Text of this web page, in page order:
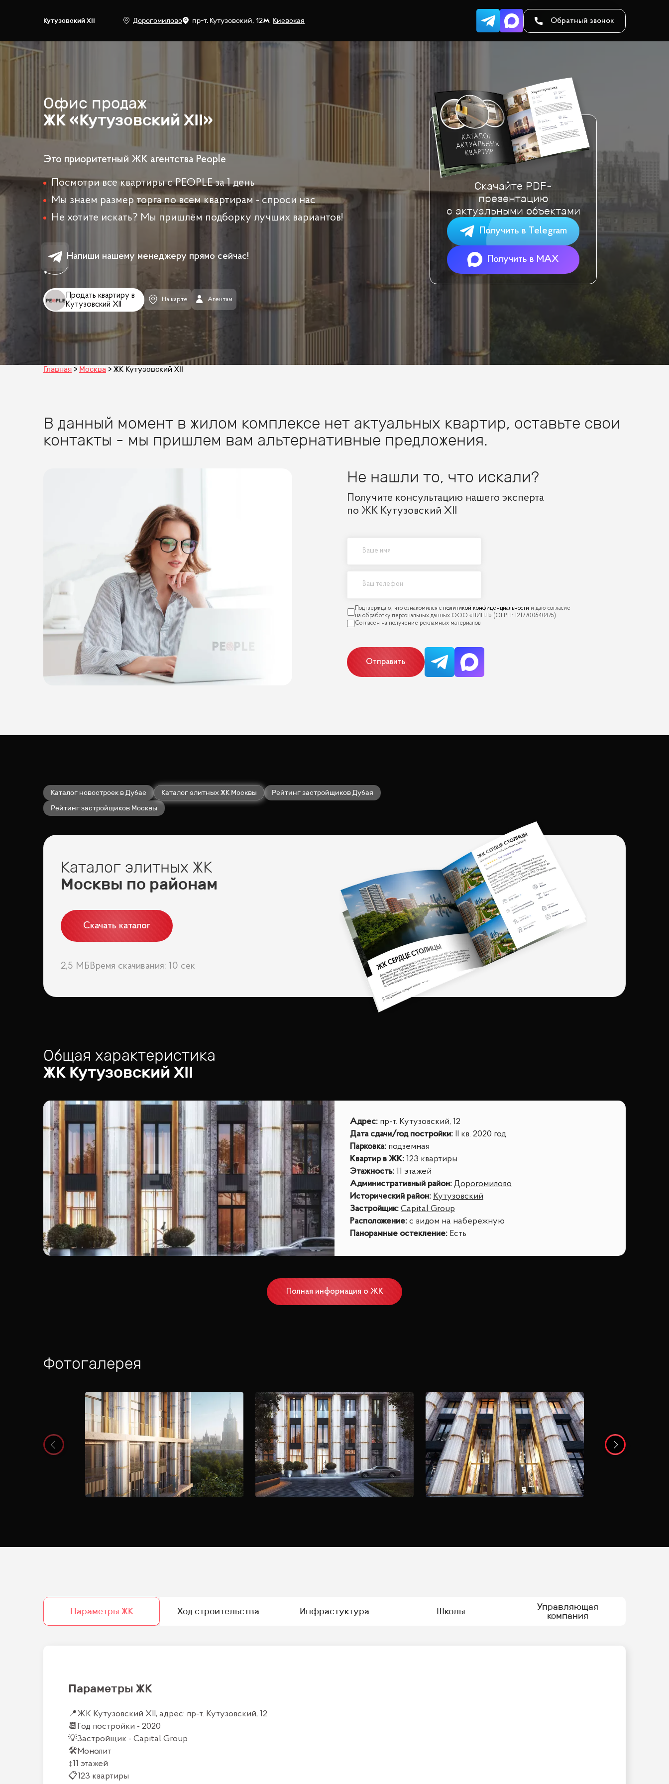
Кутузовский ХII Дорогомилово пр-т. Кутузовский, 12 Киевская Обратный звонок
Офис продаж
ЖК «Кутузовский ХII»
Это приоритетный ЖК агентства People
Посмотри все квартиры с PEOPLE за 1 день
Мы знаем размер торга по всем квартирам - спроси нас
Не хотите искать? Мы пришлём подборку лучших вариантов!
Напиши нашему менеджеру прямо сейчас!
Продать квартиру в
Кутузовский ХII
На карте Агентам
Скачайте PDF-
презентацию
с актуальными объектами
Получить в Telegram
Получить в MAX
Главная Москва ЖК Кутузовский ХII
В данный момент в жилом комплексе нет актуальных квартир, оставьте свои
контакты - мы пришлем вам альтернативные предложения.
Не нашли то, что искали?
Получите консультацию нашего эксперта
по ЖК Кутузовский ХII
политикой конфиденциальности
Отправить
Каталог новостроек в Дубае Каталог элитных ЖК Москвы
Рейтинг застройщиков Дубая
Рейтинг застройщиков Москвы
Каталог элитных ЖК
Москвы по районам
Скачать каталог
2,5 МБВремя скачивания: 10 сек
Общая характеристика
ЖК Кутузовский ХII
Адрес: пр-т. Кутузовский, 12
Дата сдачи/год постройки: II кв. 2020 год
Парковка: подземная
Квартир в ЖК: 123 квартиры
Этажность: 11 этажей
Административный район: Дорогомилово
Исторический район: Кутузовский
Застройщик: Capital Group
Расположение: с видом на набережную
Панорамные остекление: Есть
Полная информация о ЖК
Фотогалерея
Параметры ЖК Ход строительства Инфрастуктура Школы
Управляющая
компания
Параметры ЖК
📍ЖК Кутузовский ХII, адрес: пр-т. Кутузовский, 12
📆 Год постройки - 2020
💡Застройщик - Capital Group
🛠Монолит
↕ 11 этажей
📋123 квартиры